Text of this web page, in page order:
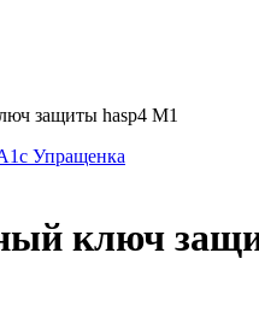
защиты hasp4 M1
1с Упращенка
ключ